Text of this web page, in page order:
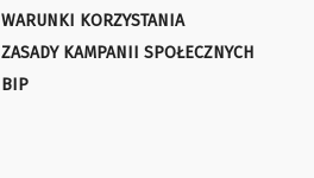
WARUNKI KORZYSTANIA
ZASADY KAMPANII SPOŁECZNYCH
BIP